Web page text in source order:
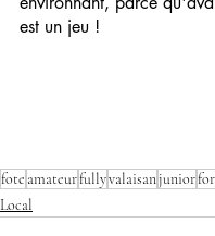
est un jeu !
fote amateurfullyvalaisanjunior
Local